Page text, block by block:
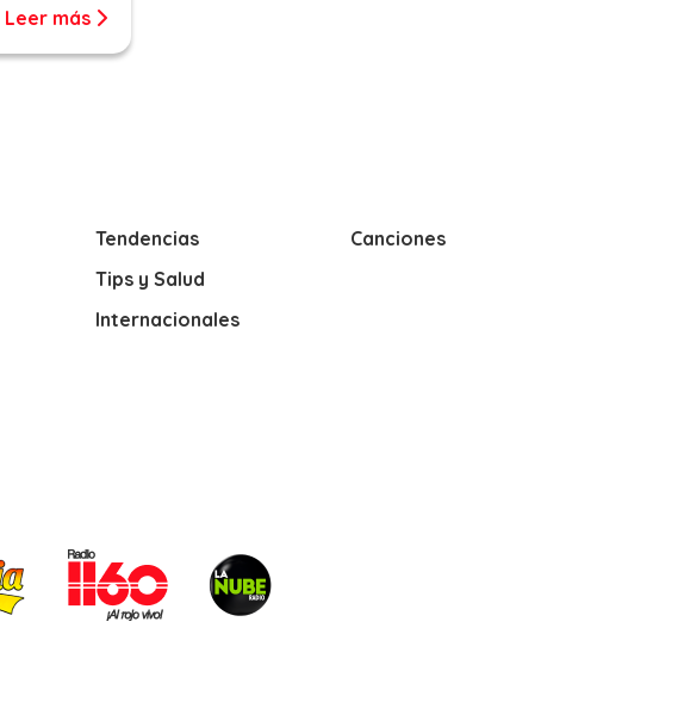
Leer más
Tendencias
Tips y Salud
Internacionales
Canciones